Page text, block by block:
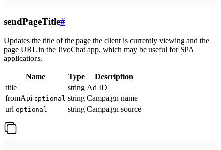
sendPageTitle#
Updates the title of the page the client is currently viewing and the
page URL in the JivoChat app, which may be useful for SPA
applications.
Name Type
Description
title
string Ad ID
fromApi optional string Campaign name
url optional string Campaign source